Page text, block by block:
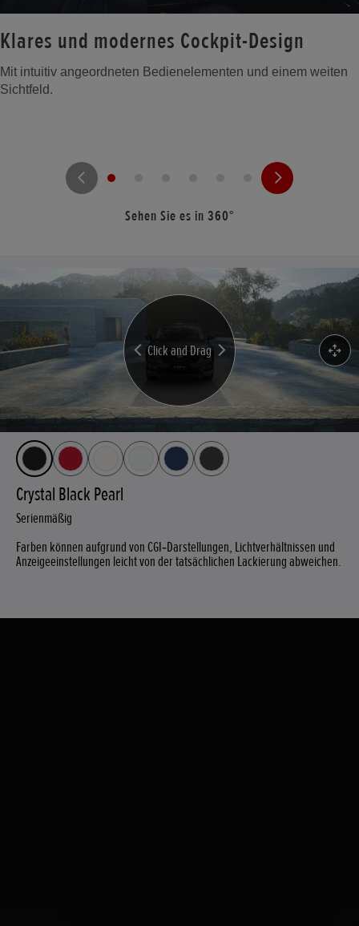
Klares und modernes Cockpit-Design
Mit intuitiv angeordneten Bedienelementen und einem weiten
Sichtfeld.
Sehen Sie es in 360°
Loaded images for 360 view
Click and Drag
Crystal Black Pearl
Serienmäßig
Farben können aufgrund von CGI‑Darstellungen, Lichtverhältnissen und
Anzeigeeinstellungen leicht von der tatsächlichen Lackierung abweichen.